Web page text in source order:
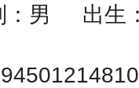
：男 出生